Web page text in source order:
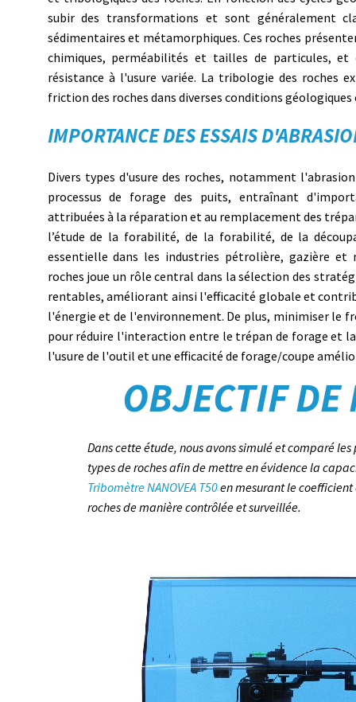
subir des transformations et sont généralement
sédimentaires et métamorphiques. Ces roches
chimiques, perméabilités et tailles de particules,
résistance à l'usure variée. La tribologie des roches
friction des roches dans diverses conditions
IMPORTANCE DES ESSAIS
Divers types d'usure des roches, notamment
processus de forage des puits, entraînant
attribuées à la réparation et au remplacement des
l’étude de la forabilité, de la forabilité, de la
essentielle dans les industries pétrolière, gazière et
roches joue un rôle central dans la sélection des
rentables, améliorant ainsi l'efficacité globale et
l'énergie et de l'environnement. De plus, minimiser le
pour réduire l'interaction entre le trépan de forage et
l'usure de l'outil et une efficacité de forage/coupe
OBJECTIF DE
Dans cette étude, nous avons simulé et comparé
types de roches afin de mettre en évidence la
Tribomètre NANOVEA T50en mesurant le
roches de manière contrôlée et surveillée.